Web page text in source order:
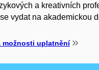
a kreativních
vydat na akademickou
možnosti uplatnění